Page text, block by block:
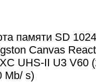
памяти SD
Canvas
UHS-II U3 V60
Mb/ s)